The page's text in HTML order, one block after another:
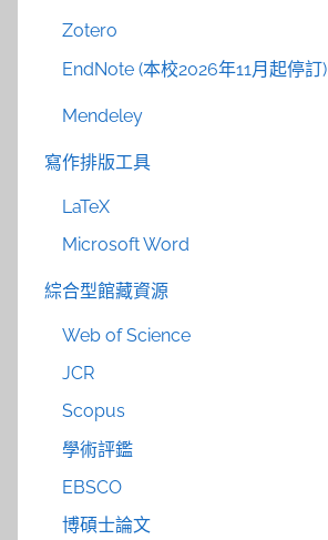
Zotero
EndNote (本校2026年11月起停訂)
Mendeley
寫作排版工具
LaTeX
Microsoft Word
綜合型館藏資源
Web of Science
JCR
Scopus
學術評鑑
EBSCO
博碩士論文